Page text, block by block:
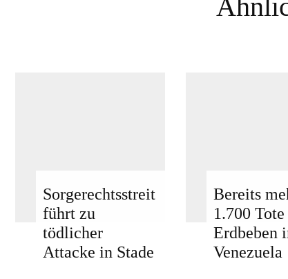
Sorgerechtsstreit
führt zu
tödlicher
Attacke in Stade
Bereits
1.700
Erdbeben
Venezuela